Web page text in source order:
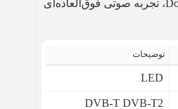
تلویزیون با فناوری Dolby Atmos، تجربه صوتی فوق‌العاده‌ای
توضیحات
LED
DVB-T DVB-T2